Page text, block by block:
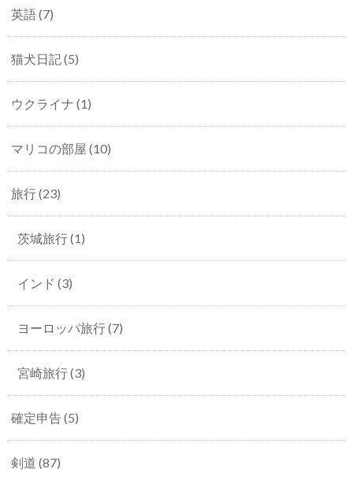
英語(7)
猫犬日記(5)
ウクライナ (1)
マリコの部屋 (10)
旅行(23)
茨城旅行(1)
インド (3)
ヨーロッパ旅行(7)
宮崎旅行(3)
確定申告(5)
剣道 (87)